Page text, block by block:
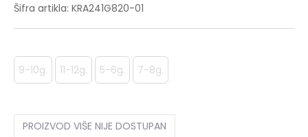
Šifra artikla: KRA241G820-01
9-10g. 11-12g. 5-6g. 7-8g.
PROIZVOD VIŠE NIJE DOSTUPAN